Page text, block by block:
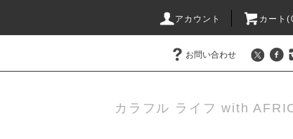
アカウント カート
お問い合わせ
カラフル ライフ with